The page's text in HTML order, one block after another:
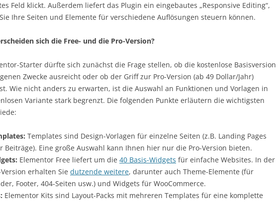
Feld klickt. Außerdem liefert das Plugin ein eingebautes „Responsive Editing“,
Ihre Seiten und Elemente für verschiedene Auflösungen steuern können.
sich die Free- und die Pro-Version?
Starter dürfte sich zunächst die Frage stellen, ob die kostenlose Basisversion
Zwecke ausreicht oder ob der Griff zur Pro-Version (ab 49 Dollar/Jahr)
Wie nicht anders zu erwarten, ist die Auswahl an Funktionen und Vorlagen in
Variante stark begrenzt. Die folgenden Punkte erläutern die wichtigsten
Templates sind Design-Vorlagen für einzelne Seiten (z.B. Landing Pages
Beiträge). Eine große Auswahl kann Ihnen hier nur die Pro-Version bieten.
Elementor Free liefert um die 40 Basis-Widgets für einfache Websites. In der
Version erhalten Sie dutzende weitere, darunter auch Theme-Elemente (für
Footer, 404-Seiten usw.) und Widgets für WooCommerce.
Elementor Kits sind Layout-Packs mit mehreren Templates für eine komplette